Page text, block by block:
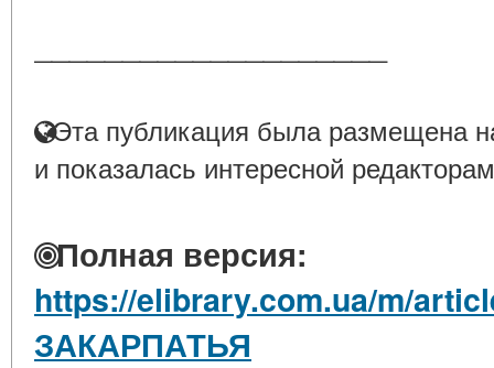
Эта публикация была размещена
и показалась интересной
Полная версия:
https://elibrary.com.ua/m/
ЗАКАРПАТЬЯ